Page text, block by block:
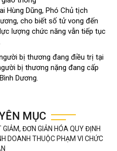
Hùng Dũng, Phó Chủ tịch
cho biết số tử vong đến
lượng chức năng vẫn tiếp tục
bị thương đang điều trị tại
bị thương nặng đang cấp
Dương.
MỤC